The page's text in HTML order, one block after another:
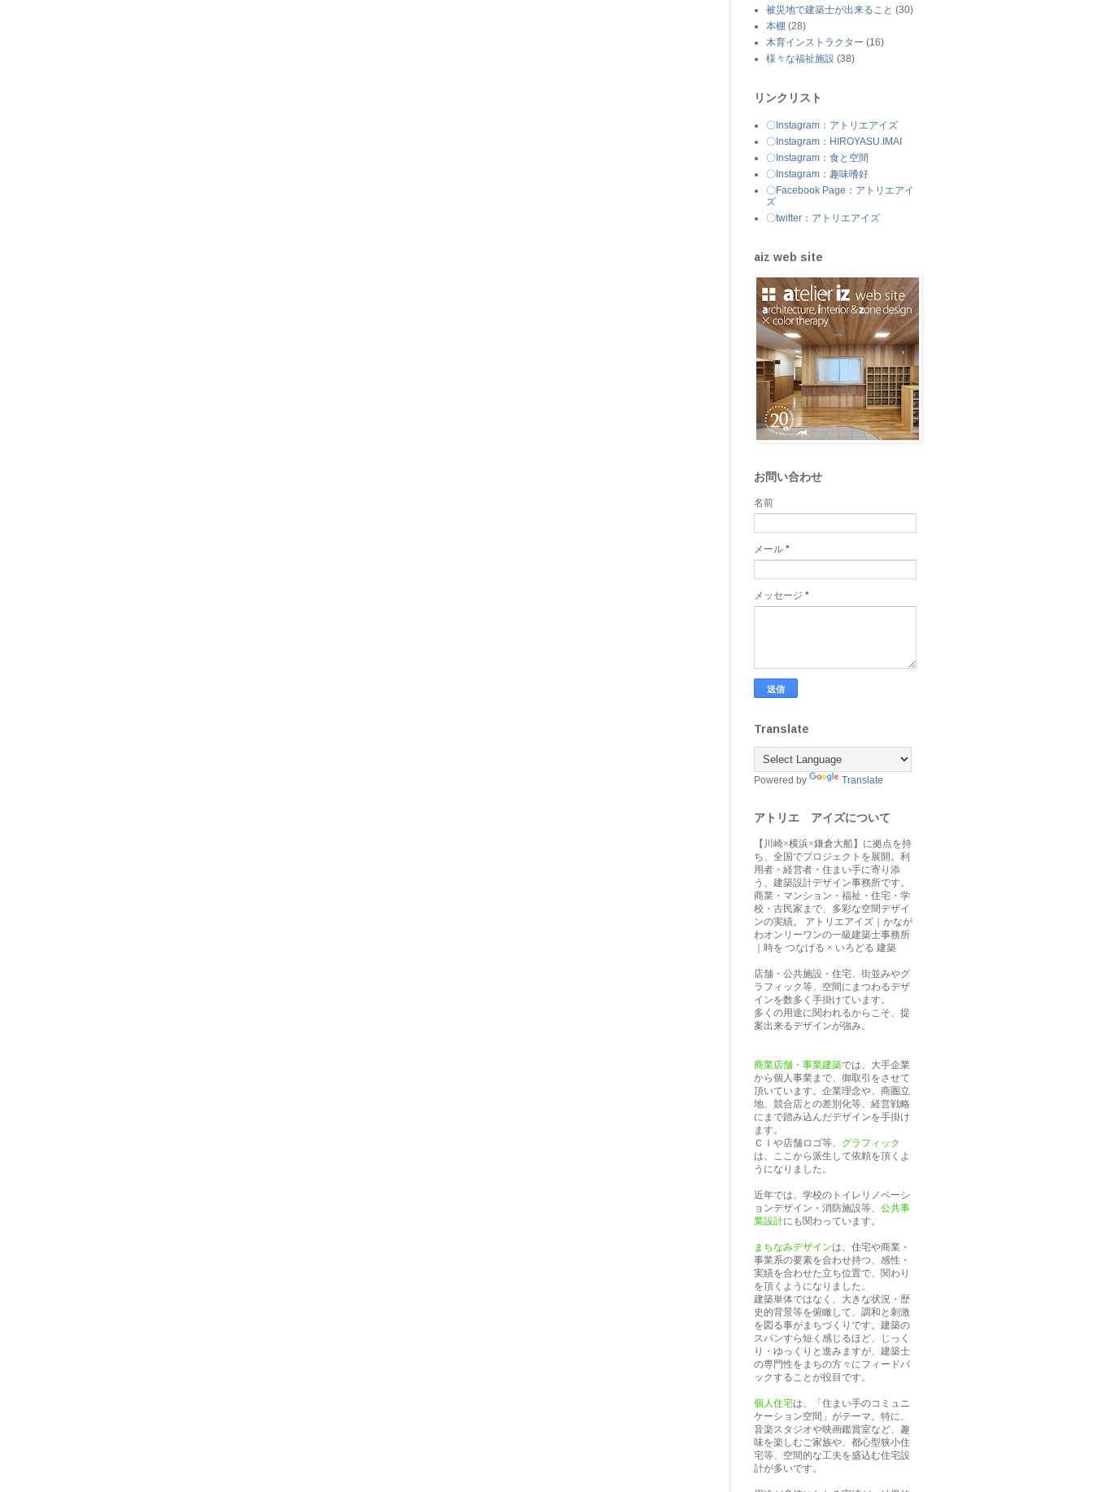
被災地で建築士が出来ること (30)
本棚 (28)
木育インストラクター (16)
様々な福祉施設 (38)
リンクリスト
〇Instagram：アトリエアイズ
〇Instagram：HIROYASU.IMAI
〇Instagram：食と空間
〇Instagram：趣味嗜好
〇Facebook Page：アトリエアイ
ズ
〇twitter：アトリエアイズ
aiz web site
お問い合わせ
名前
メール *
メッセージ *
Translate
Powered by Translate
アトリエ アイズについて
【川崎×横浜×鎌倉大船】に拠点を持
ち、全国でプロジェクトを展開。利
用者・経営者・住まい手に寄り添
う、建築設計デザイン事務所です。
商業・マンション・福祉・住宅・学
校・古民家まで、多彩な空間デザイ
ンの実績。 アトリエアイズ｜かなが
わオンリーワンの一級建築士事務所
｜時を つなげる × いろどる 建築
店舗・公共施設・住宅、街並みやグ
ラフィック等、空間にまつわるデザ
インを数多く手掛けています。
多くの用途に関われるからこそ、提
案出来るデザインが強み。
商業店舗・事業建築では、大手企業
から個人事業まで、御取引をさせて
頂いています。企業理念や、商圏立
地、競合店との差別化等、経営戦略
にまで踏み込んだデザインを手掛け
ます。
ＣＩや店舗ロゴ等、 グラフィック
は、ここから派生して依頼を頂くよ
うになりました。
近年では、学校のトイレリノベーシ
ョンデザイン・消防施設等、 公共事
業設計にも関わっています。
まちなみデザインは、住宅や商業・
事業系の要素を合わせ持つ、感性・
実績を合わせた立ち位置で、関わり
を頂くようになりました。
建築単体ではなく、大きな状況・歴
史的背景等を俯瞰して、調和と刺激
を図る事がまちづくりです。建築の
スパンすら短く感じるほど、じっく
り・ゆっくりと進みますが、建築士
の専門性をまちの方々にフィードバ
ックすることが役目です。
個人住宅は、「住まい手のコミュニ
ケーション空間」がテーマ。特に、
音楽スタジオや映画鑑賞室など、趣
味を楽しむご家族や、都心型狭小住
宅等、空間的な工夫を盛込む住宅設
計が多いです。